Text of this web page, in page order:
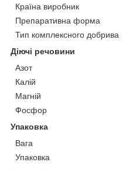
Країна виробник
Препаративна форма
Тип комплексного добрива
Діючі речовини
Азот
Калій
Магній
Фосфор
Упаковка
Вага
Упаковка